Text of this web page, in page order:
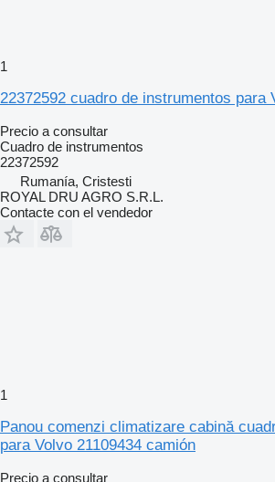
1
22372592 cuadro de instrumentos para
Precio a consultar
Cuadro de instrumentos
22372592
Rumanía, Cristesti
ROYAL DRU AGRO S.R.L.
Contacte con el vendedor
1
Panou comenzi climatizare cabină
para Volvo 21109434 camión
Precio a consultar